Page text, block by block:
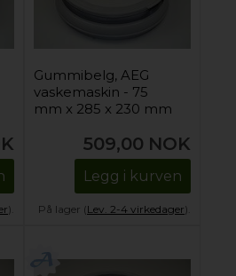
).
Gummibelg, AEG
vaskemaskin - 75
mm x 285 x 230 mm
509,00 NOK
Legg i kurven
På lager (Lev. 2-4 virkedager).